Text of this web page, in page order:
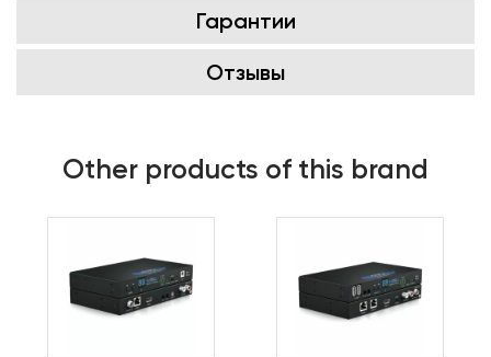
Гарантии
Отзывы
Other products of this brand